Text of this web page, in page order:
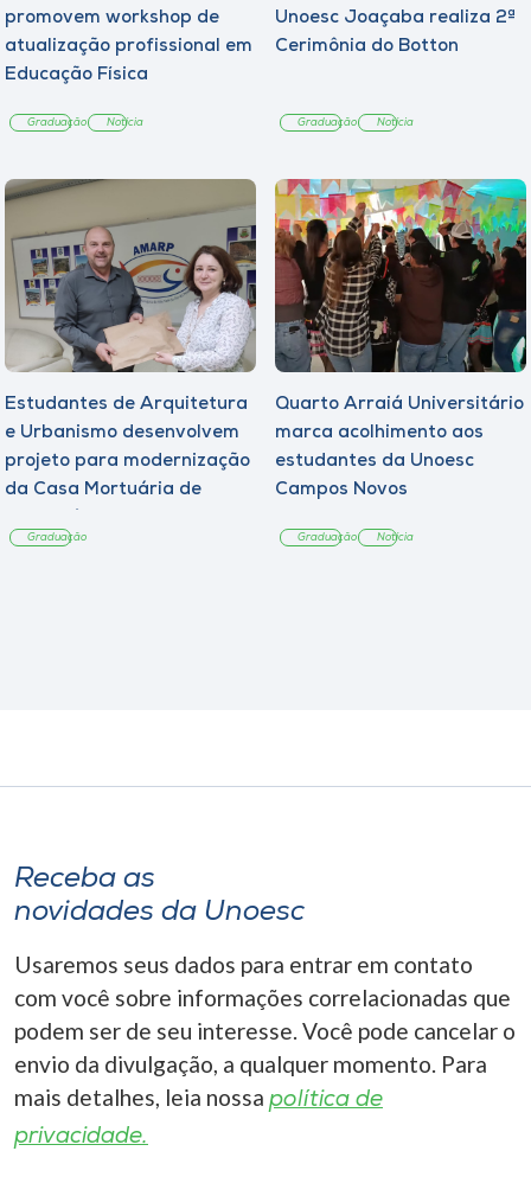
promovem workshop de
atualização profissional em
Educação Física
Graduação Notícia
Unoesc Joaçaba realiza 2ª
Cerimônia do Botton
Graduação Notícia
Estudantes de Arquitetura
e Urbanismo desenvolvem
projeto para modernização
da Casa Mortuária de
Graduação
Quarto Arraiá Universitário
marca acolhimento aos
estudantes da Unoesc
Campos Novos
Graduação Notícia
Receba as
novidades da Unoesc
Usaremos seus dados para entrar em contato
com você sobre informações correlacionadas que
podem ser de seu interesse. Você pode cancelar o
envio da divulgação, a qualquer momento. Para
mais detalhes, leia nossa política de
privacidade.